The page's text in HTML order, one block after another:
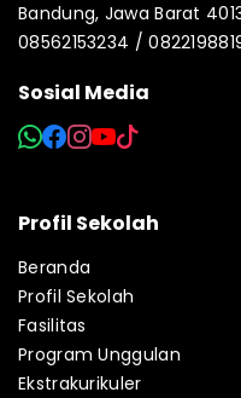
Bandung, Jawa Barat
08562153234 /
Sosial Media
Profil Sekolah
Beranda
Profil Sekolah
Fasilitas
Program Unggulan
Ekstrakurikuler